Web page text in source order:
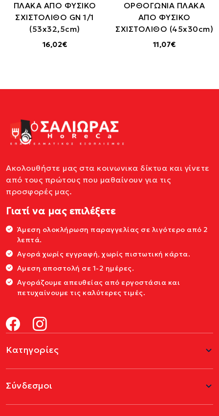
ΠΛΑΚΑ ΑΠΟ ΦΥΣΙΚΟ
ΣΧΙΣΤΟΛΙΘΟ GN 1/1
(53x32,5cm)
16,02€
ΟΡΘΟΓΩΝΙΑ ΠΛΑΚΑ
ΑΠΟ ΦΥΣΙΚΟ
ΣΧΙΣΤΟΛΙΘΟ (45x30cm)
11,07€
Ακολουθήστε μας στα κοινωνικα δίκτυα και γίνετε
από τους πρώτους που μαθαίνουν για τις
προσφορές μας.
Γιατί να μας επιλέξετε
Άμεση ολοκλήρωση παραγγελίας σε λιγότερο από 2
λεπτά.
Αγορά χωρίς εγγραφή, χωρίς πιστωτική κάρτα.
Αμεση αποστολή σε 1-2 ημέρες.
Αγοράζουμε απευθείας από εργοστάσια και
πετυχαίνουμε τις καλύτερες τιμές.
Κατηγορίες
Σύνδεσμοι